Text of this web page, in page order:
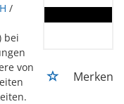
/
bei
von
Merken